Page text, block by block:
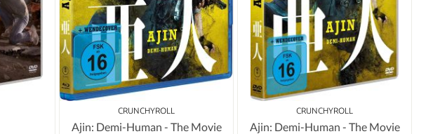
CRUNCHYROLL
Ajin: Demi-Human - The Movie
CRUNCHYROLL
Ajin: Demi-Human - The Movie